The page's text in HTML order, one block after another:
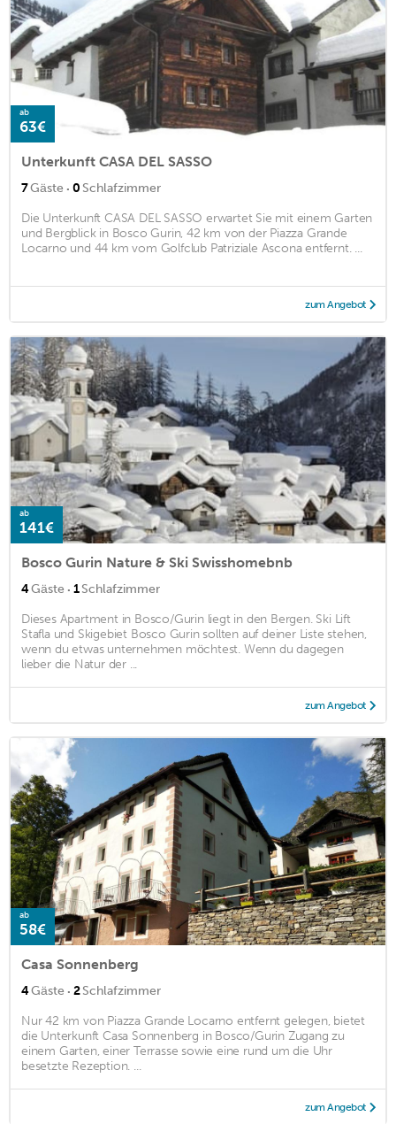
ab
63€
Unterkunft CASA DEL SASSO
7Gäste · 0 Schlafzimmer
Die Unterkunft CASA DEL SASSO erwartet Sie mit einem Garten
und Bergblick in Bosco Gurin, 42 km von der Piazza Grande
Locarno und 44 km vom Golfclub Patriziale Ascona entfernt. ...
zum Angebot
ab
141€
Bosco Gurin Nature & Ski Swisshomebnb
4Gäste · 1Schlafzimmer
Dieses Apartment in Bosco/Gurin liegt in den Bergen. Ski Lift
Stafla und Skigebiet Bosco Gurin sollten auf deiner Liste stehen,
wenn du etwas unternehmen möchtest. Wenn du dagegen
lieber die Natur der ...
zum Angebot
ab
58€
Casa Sonnenberg
4Gäste · 2Schlafzimmer
Nur 42 km von Piazza Grande Locarno entfernt gelegen, bietet
die Unterkunft Casa Sonnenberg in Bosco/Gurin Zugang zu
einem Garten, einer Terrasse sowie eine rund um die Uhr
besetzte Rezeption. ...
zum Angebot